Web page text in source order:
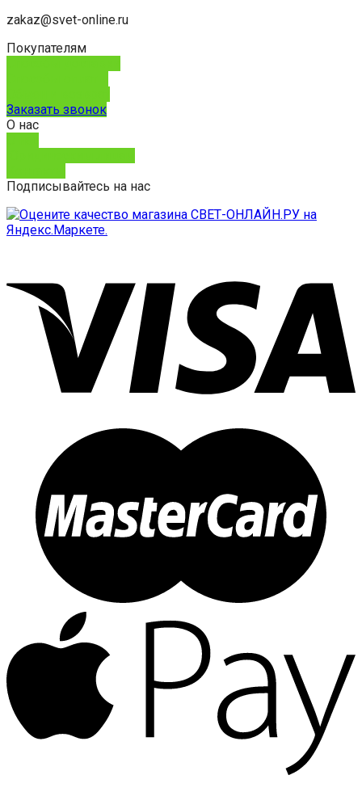
zakaz@svet-online.ru
Покупателям
Заказать звонок
О нас
Подписывайтесь на нас